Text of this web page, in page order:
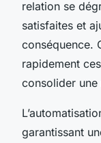
relation se
satisfaites et
conséquence.
rapidement
consolider
garantissant